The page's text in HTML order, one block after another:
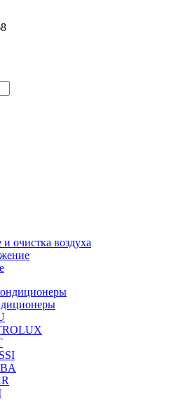
очистка воздуха